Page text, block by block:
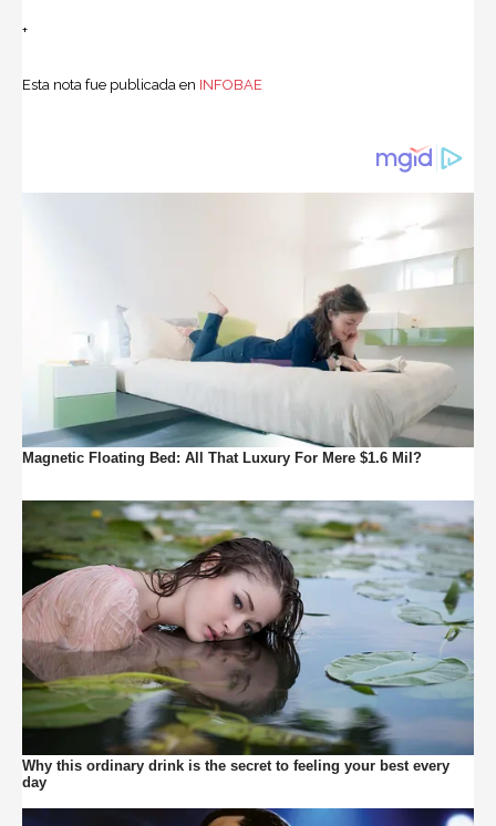
+
Esta nota fue publicada en INFOBAE